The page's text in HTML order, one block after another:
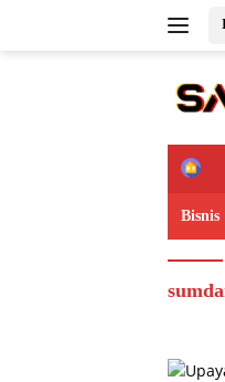
H
m
e
Bisnis